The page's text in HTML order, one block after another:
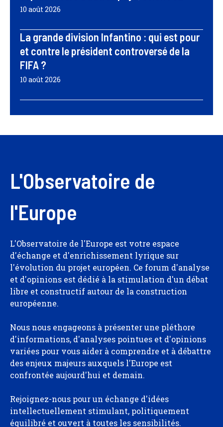
10 août 2026
La grande division Infantino : qui est pour
et contre le président controversé de la
FIFA ?
10 août 2026
L'Observatoire de
l'Europe
L'Observatoire de l'Europe est votre espace
d'échange et d'enrichissement lyrique sur
l'évolution du projet européen. Ce forum d'analyse
et d'opinions est dédié à la stimulation d'un débat
libre et constructif autour de la construction
européenne.
Nous nous engageons à présenter une pléthore
d'informations, d'analyses pointues et d'opinions
variées pour vous aider à comprendre et à débattre
des enjeux majeurs auxquels l'Europe est
confrontée aujourd'hui et demain.
Rejoignez-nous pour un échange d'idées
intellectuellement stimulant, politiquement
équilibré et ouvert à toutes les sensibilités.